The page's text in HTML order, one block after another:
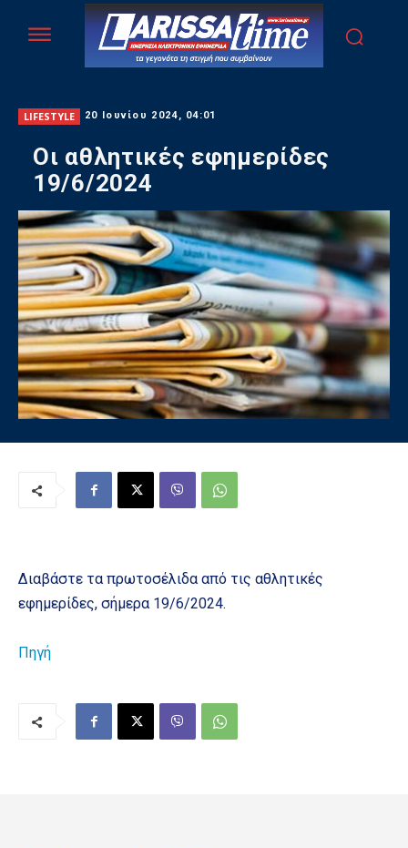
LIFESTYLE 20 Ιουνίου 2024, 04:01
Οι αθλητικές εφημερίδες
19/6/2024
Διαβάστε τα πρωτοσέλιδα από τις αθλητικές
εφημερίδες, σήμερα 19/6/2024.
Πηγή